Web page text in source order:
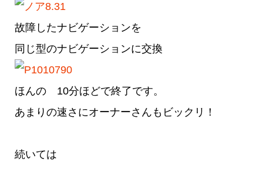
故障したナビゲーションを
同じ型のナビゲーションに交換
ほんの 10分ほどで終了です。
あまりの速さにオーナーさんもビックリ！
続いては